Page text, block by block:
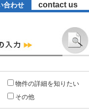
合わせ contact us
物件の詳細を知りたい
その他